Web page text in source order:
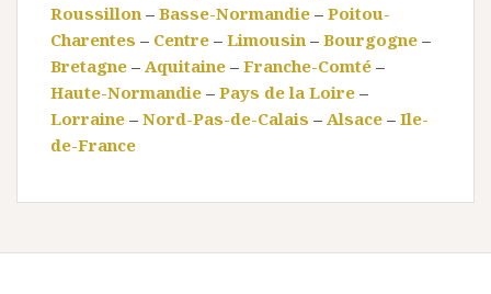
Roussillon – Basse-Normandie – Poitou-
Charentes – Centre – Limousin – Bourgogne –
Bretagne – Aquitaine – Franche-Comté –
Haute-Normandie – Pays de la Loire –
Lorraine – Nord-Pas-de-Calais – Alsace – Ile-
de-France